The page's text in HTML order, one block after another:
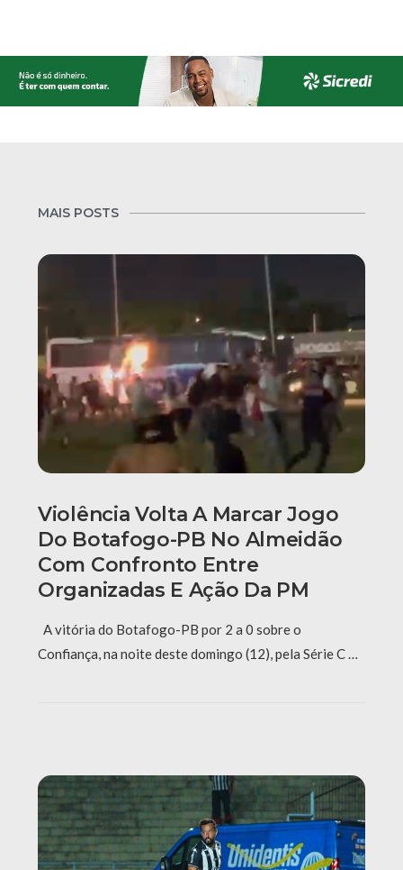
MAIS POSTS
Violência Volta A Marcar Jogo
Do Botafogo-PB No Almeidão
Com Confronto Entre
Organizadas E Ação Da PM
A vitória do Botafogo-PB por 2 a 0 sobre o
Confiança, na noite deste domingo (12), pela Série C …